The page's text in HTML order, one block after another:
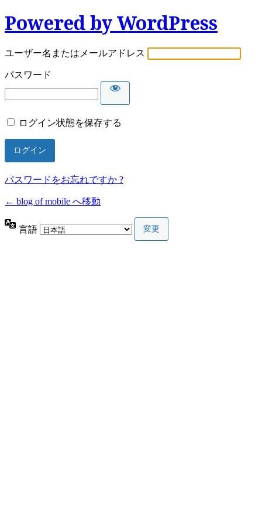
Powered by WordPress
ユーザー名またはメールアドレス
パスワード
ログイン状態を保存する
パスワードをお忘れですか ?
← blog of mobile へ移動
言語